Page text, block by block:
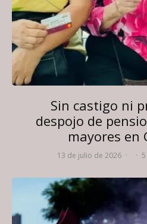
Sin castigo ni
despojo de
mayores en
13 de julio de 2026 · ·